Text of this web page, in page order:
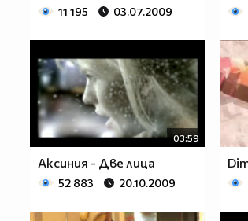
11 195 03.07.2009
03:59
Аксиния - Две лица
52 883 20.10.2009